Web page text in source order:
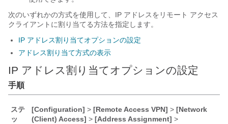
次のいずれかの方式を使用して、IP アドレスをリモート アクセス
クライアントに割り当てる方法を指定します。
IP アドレス割り当てオプションの設定
アドレス割り当て方式の表示
IP アドレス割り当てオプションの設定
手順
ステ
ッ
[Configuration] > [Remote Access VPN] > [Network
(Client) Access] > [Address Assignment] >